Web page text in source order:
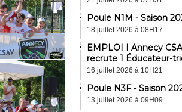
Poule N1M - Saison
18 juillet 2026 à 08H17
EMPLOI I Annecy
recrute 1 Éducateur-
16 juillet 2026 à 10H21
Poule N3F - Saison
13 juillet 2026 à 09H09